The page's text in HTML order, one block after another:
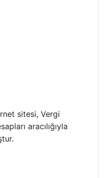
sitesi, Vergi
aracılığıyla